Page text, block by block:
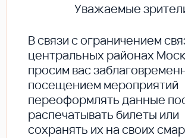
Уважаемые
В cвязи с ограничением
центральных районах
просим вас
посещением мероприятий
переоформлять данные
распечатывать билеты или
сохранять их на своих